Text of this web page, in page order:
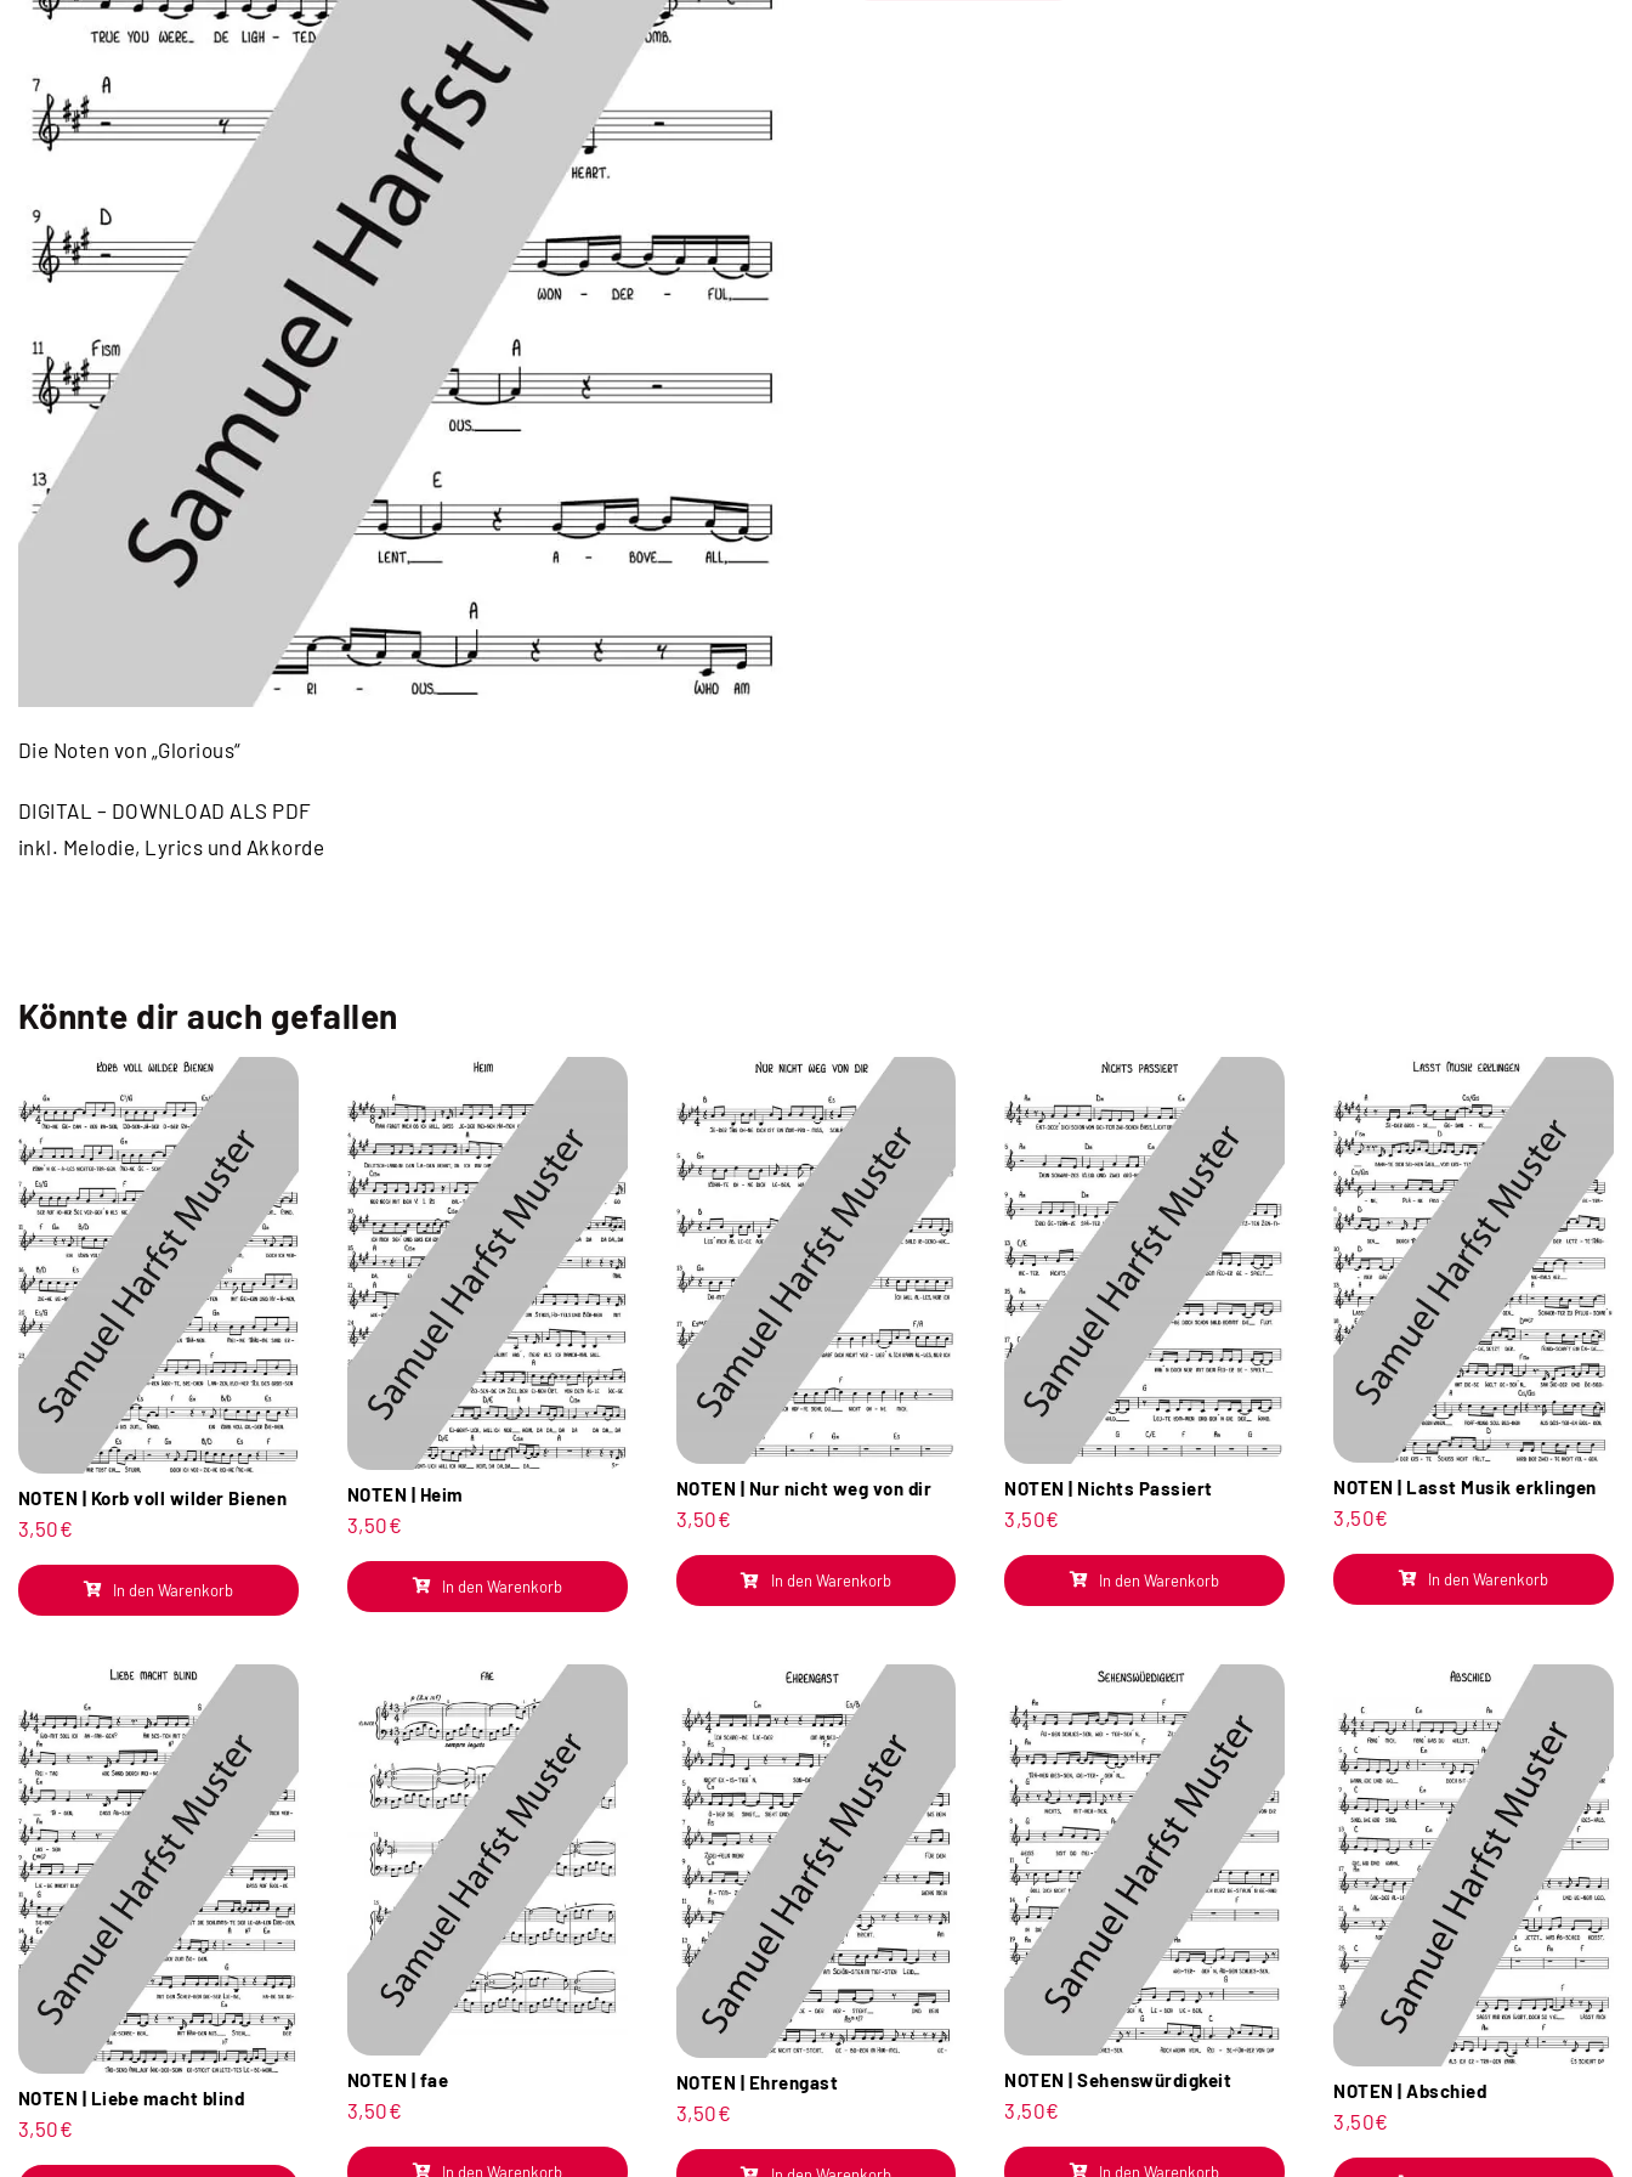
Die Noten von „Glorious“
DIGITAL – DOWNLOAD ALS PDF
inkl. Melodie, Lyrics und Akkorde
Könnte dir auch gefallen
NOTEN | Korb voll wilder Bienen
3,50€
In den Warenkorb
NOTEN | Heim
3,50€
In den Warenkorb
NOTEN | Nur nicht weg von dir
3,50€
In den Warenkorb
NOTEN | Nichts Passiert
3,50€
In den Warenkorb
NOTEN | Lasst Musik erklingen
3,50€
In den Warenkorb
NOTEN | Liebe macht blind
3,50€
NOTEN | fae
3,50€
In den Warenkorb
NOTEN | Ehrengast
3,50€
NOTEN | Sehenswürdigkeit
3,50€
In den Warenkorb
NOTEN | Abschied
3,50€